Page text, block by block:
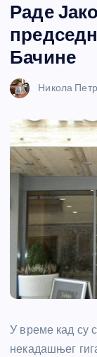
Раде
Бачине
Никола
У време кад су
некадашњег